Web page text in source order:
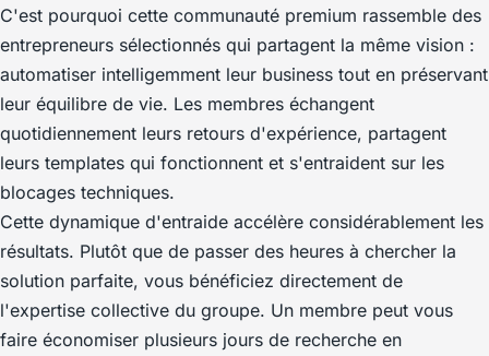
C'est pourquoi cette communauté premium rassemble des
entrepreneurs sélectionnés qui partagent la même vision :
automatiser intelligemment leur business tout en préservant
leur équilibre de vie. Les membres échangent
quotidiennement leurs retours d'expérience, partagent
leurs templates qui fonctionnent et s'entraident sur les
blocages techniques.
Cette dynamique d'entraide accélère considérablement les
résultats. Plutôt que de passer des heures à chercher la
solution parfaite, vous bénéficiez directement de
l'expertise collective du groupe. Un membre peut vous
faire économiser plusieurs jours de recherche en